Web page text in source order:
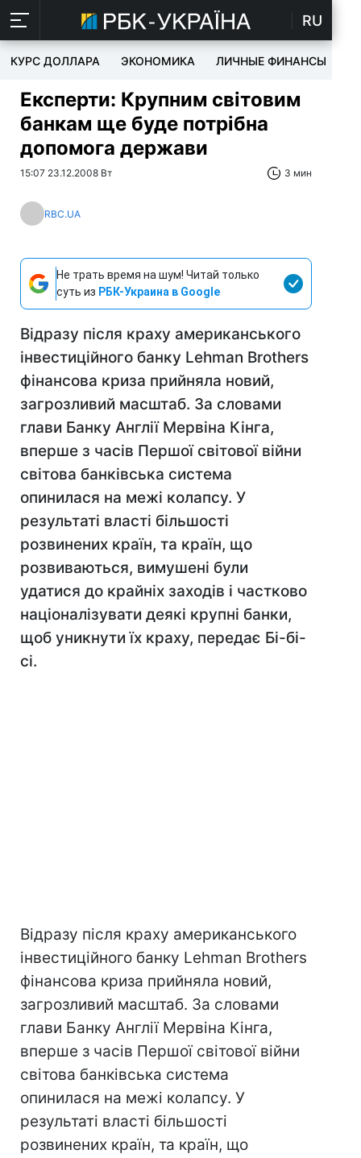
RU
КУРС ДОЛЛАРА ЭКОНОМИКА ЛИЧНЫЕ ФИНАНСЫ
Експерти: Крупним світовим
банкам ще буде потрібна
допомога держави
15:07 23.12.2008 Вт 3 мин
RBC.UA
Не трать время на шум! Читай только
суть из РБК-Украина в Google
Відразу після краху американського
інвестиційного банку Lehman Brothers
фінансова криза прийняла новий,
загрозливий масштаб. За словами
глави Банку Англії Мервіна Кінга,
вперше з часів Першої світової війни
світова банківська система
опинилася на межі колапсу. У
результаті власті більшості
розвинених країн, та країн, що
розвиваються, вимушені були
удатися до крайніх заходів і частково
націоналізувати деякі крупні банки,
щоб уникнути їх краху, передає Бі-бі-
сі.
Відразу після краху американського
інвестиційного банку Lehman Brothers
фінансова криза прийняла новий,
загрозливий масштаб. За словами
глави Банку Англії Мервіна Кінга,
вперше з часів Першої світової війни
світова банківська система
опинилася на межі колапсу. У
результаті власті більшості
розвинених країн, та країн, що